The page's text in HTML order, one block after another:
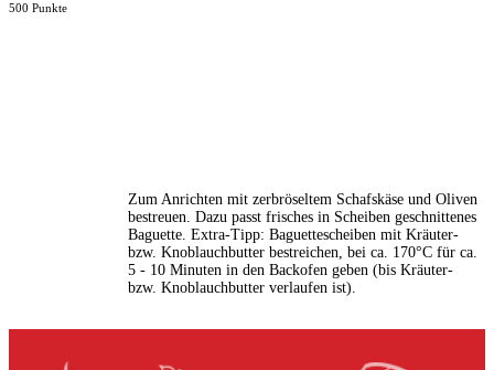
500 Punkte
Zum Anrichten mit zerbröseltem Schafskäse und Oliven
bestreuen. Dazu passt frisches in Scheiben geschnittenes
Baguette. Extra-Tipp: Baguettescheiben mit Kräuter-
bzw. Knoblauchbutter bestreichen, bei ca. 170°C für ca.
5 - 10 Minuten in den Backofen geben (bis Kräuter-
bzw. Knoblauchbutter verlaufen ist).